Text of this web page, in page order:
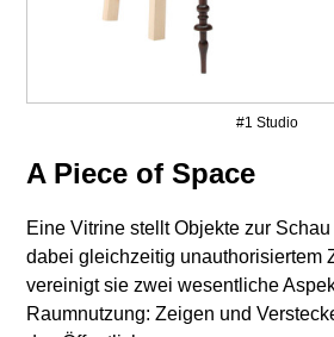
#1 Studio
A Piece of Space
Eine Vitrine stellt Objekte zur
dabei gleichzeitig unauthorisiertem
vereinigt sie zwei wesentliche
Raumnutzung: Zeigen und